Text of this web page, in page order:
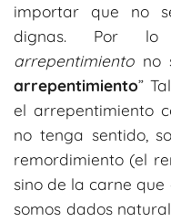
importar que no
dignas. Por
arrepentimientono
arrepentimiento”
el arrepentimiento
no tenga sentido,
remordimiento (el
sino de la carne
somos dados